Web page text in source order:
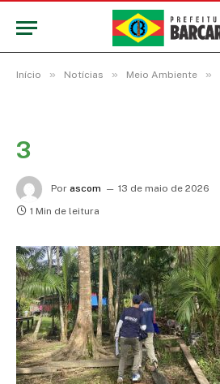
Início » Notícias » Meio Ambiente »
3
Por ascom 13 de maio de 2026
1 Min de leitura